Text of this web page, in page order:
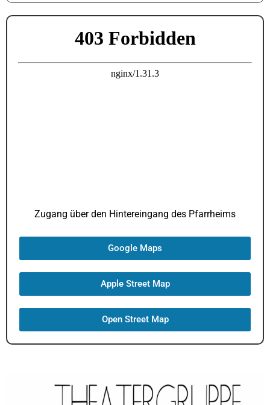
Zugang über den Hintereingang des Pfarrheims
Google Maps
Apple Street Map
Open Street Map